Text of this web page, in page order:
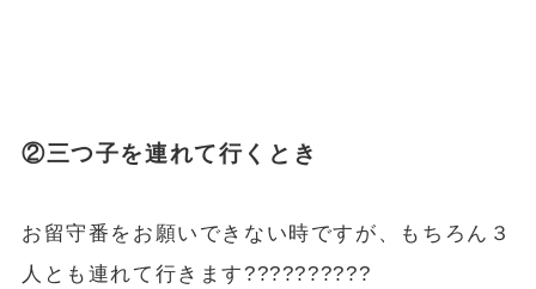
②三つ子を連れて行くとき
お留守番をお願いできない時ですが、もちろん３
人とも連れて行きます??????????